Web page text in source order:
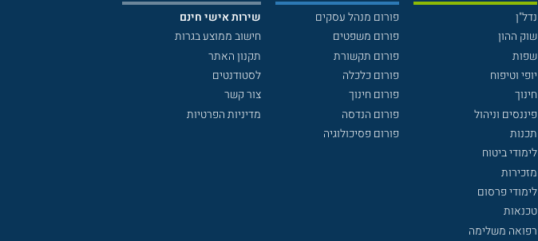
נדל"ן
שוק ההון
שפות
יופי וטיפוח
חינוך
פיננסים וניהול
תכנות
לימודי ביטוח
מזכירות
לימודי פרסום
טכנאות
רפואה משלימה
פורום מנהל עסקים
פורום משפטים
פורום תקשורת
פורום כלכלה
פורום חינוך
פורום הנדסה
פורום פסיכולוגיה
שירות אישי חינם
חישוב ממוצע בגרות
תקנון האתר
לסטודנטים
צור קשר
מדיניות הפרטיות